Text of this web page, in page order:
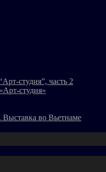
студия”, часть 2
студия»
во Вьетнаме